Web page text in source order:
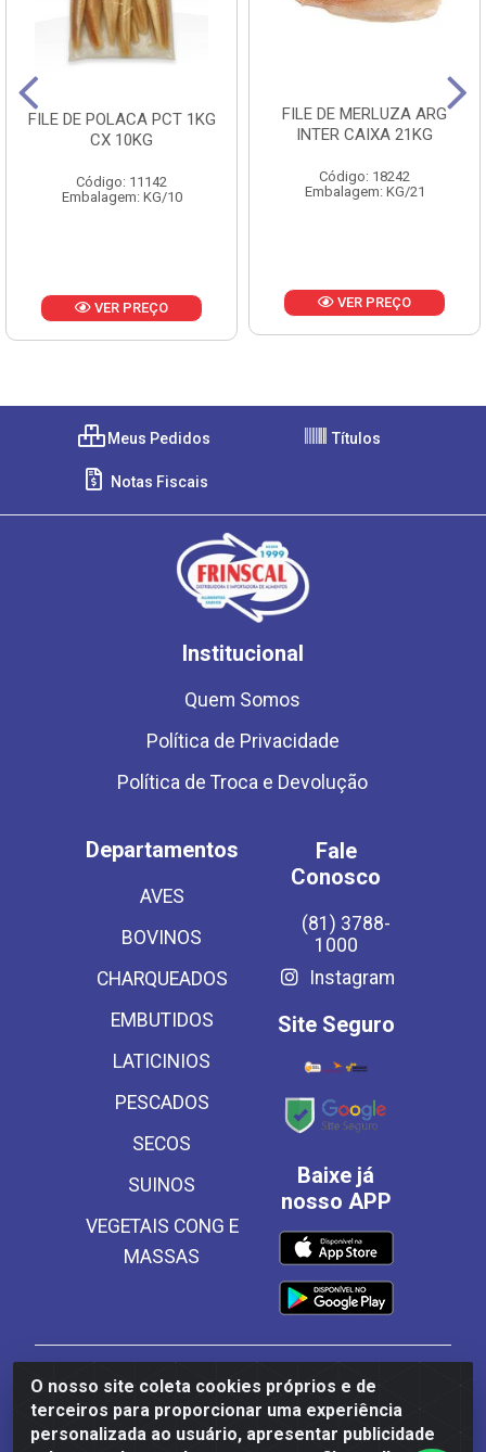
FILE DE POLACA PCT 1KG
CX 10KG
Código: 11142
Embalagem: KG/10
VER PREÇO
FILE DE MERLUZA ARG
INTER CAIXA 21KG
Código: 18242
Embalagem: KG/21
VER PREÇO
O nosso site coleta cookies próprios e de
terceiros para proporcionar uma experiência
personalizada ao usuário, apresentar publicidade
Meus Pedidos Títulos
Notas Fiscais
Institucional
Quem Somos
Política de Privacidade
Política de Troca e Devolução
Departamentos
AVES
BOVINOS
CHARQUEADOS
EMBUTIDOS
LATICINIOS
PESCADOS
SECOS
SUINOS
VEGETAIS CONG E
MASSAS
Fale
Conosco
(81) 3788-
1000
Instagram
Site Seguro
Baixe já
nosso APP
Frinscal - Distribuidora e Importadora de Alimentos
LTDA - Rodovia BR 101 Sul Km 187, 310 Galpão - Santa
Rosa, Palmares/PE - CEP 55540-000 - CNPJ
03.504.437/0001-50